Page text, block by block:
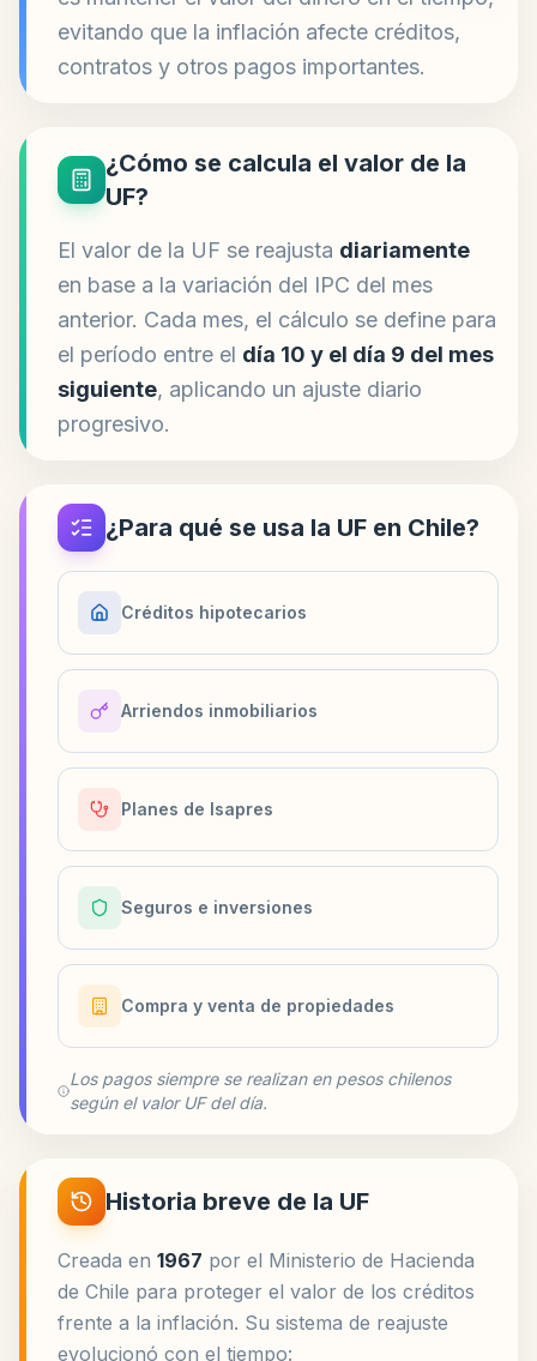
evitando que la inflación afecte créditos,
contratos y otros pagos importantes.
¿Cómo se calcula el valor de la
UF?
El valor de la UF se reajusta diariamente
en base a la variación del IPC del mes
anterior. Cada mes, el cálculo se define para
el período entre el día 10 y el día 9 del mes
siguiente, aplicando un ajuste diario
progresivo.
¿Para qué se usa la UF en Chile?
Créditos hipotecarios
Arriendos inmobiliarios
Planes de Isapres
Seguros e inversiones
Compra y venta de propiedades
Los pagos siempre se realizan en pesos chilenos
según el valor UF del día.
Historia breve de la UF
Creada en 1967 por el Ministerio de Hacienda
de Chile para proteger el valor de los créditos
frente a la inflación. Su sistema de reajuste
evolucionó con el tiempo: